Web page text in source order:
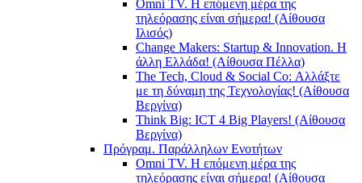
Omni TV. Η επόμενη μέρα της
τηλεόρασης είναι σήμερα! (Αίθουσα
Ιλισός)
Change Makers: Startup & Innovation. Η
άλλη Ελλάδα! (Αίθουσα Πέλλα)
The Tech, Cloud & Social Co: Αλλάξτε
με τη δύναμη της Τεχνολογίας! (Αίθουσα
Βεργίνα)
Think Big: ICT 4 Big Players! (Αίθουσα
Βεργίνα)
Πρόγραμ. Παράλληλων Ενοτήτων
Omni TV. Η επόμενη μέρα της
τηλεόρασης είναι σήμερα! (Αίθουσα